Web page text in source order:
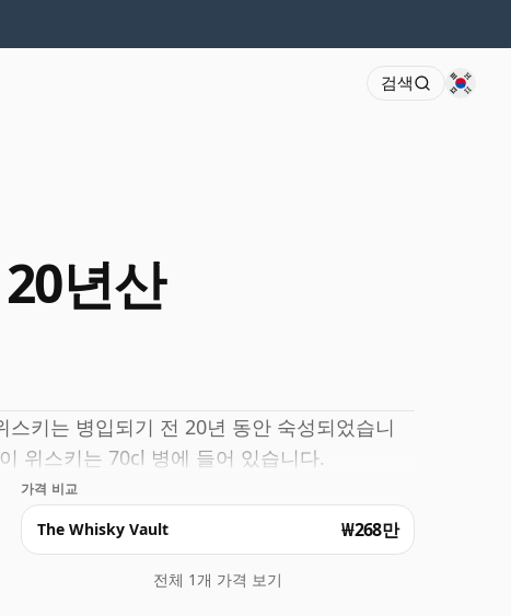
검색
년산
키는 병입되기 전 20년 동안 숙성되었습니
위스키는 70cl 병에 들어 있습니다.
가격 비교
The Whisky Vault ₩268만
전체 1개 가격 보기